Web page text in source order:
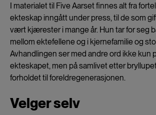
I materialet til Five Aarset finnes alt fra
ekteskap inngått under press, til de som
vært kjærester i mange år. Hun tar for seg
mellom ektefellene og i kjernefamilie og
Avhandlingen ser med andre ord ikke kun
ekteskapet, men på samlivet etter
forholdet til foreldregenerasjonen.
Velger selv